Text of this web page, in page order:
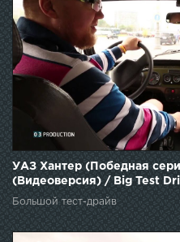
УАЗ Хантер (Победная
(Видеоверсия) / Big Test
Большой тест-драйв